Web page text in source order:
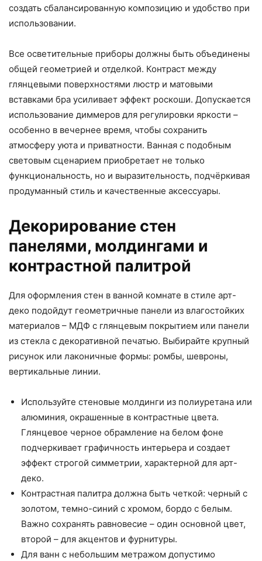
создать сбалансированную композицию и удобство при
использовании.
Все осветительные приборы должны быть объединены
общей геометрией и отделкой. Контраст между
глянцевыми поверхностями люстр и матовыми
вставками бра усиливает эффект роскоши. Допускается
использование диммеров для регулировки яркости –
особенно в вечернее время, чтобы сохранить
атмосферу уюта и приватности. Ванная с подобным
световым сценарием приобретает не только
функциональность, но и выразительность, подчёркивая
продуманный стиль и качественные аксессуары.
Декорирование стен
панелями, молдингами и
контрастной палитрой
Для оформления стен в ванной комнате в стиле арт-
деко подойдут геометричные панели из влагостойких
материалов – МДФ с глянцевым покрытием или панели
из стекла с декоративной печатью. Выбирайте крупный
рисунок или лаконичные формы: ромбы, шевроны,
вертикальные линии.
Используйте стеновые молдинги из полиуретана или
алюминия, окрашенные в контрастные цвета.
Глянцевое черное обрамление на белом фоне
подчеркивает графичность интерьера и создает
эффект строгой симметрии, характерной для арт-
деко.
Контрастная палитра должна быть четкой: черный с
золотом, темно-синий с хромом, бордо с белым.
Важно сохранять равновесие – один основной цвет,
второй – для акцентов и фурнитуры.
Для ванн с небольшим метражом допустимо